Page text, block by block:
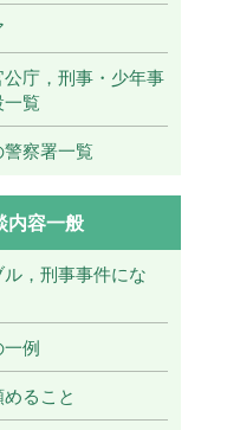
庁，刑事・少年事
覧
察署一覧
内容一般
，刑事事件にな
例
ること